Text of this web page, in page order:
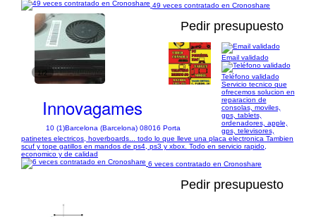
49 veces contratado en Cronoshare
1/2
Pedir presupuesto
Innovagames
10 (1)Barcelona (Barcelona) 08016 Porta
Email validado
Teléfono validado
Servicio tecnico que
ofrecemos solucion en
reparacion de
consolas, moviles,
gps, tablets,
ordenadores, apple,
gps, televisores,
patinetes electricos, hoverboards... todo lo que lleve una placa electronica Tambien
scuf y tope gatillos en mandos de ps4, ps3 y xbox. Todo en servicio rapido,
economico y de calidad
6 veces contratado en Cronoshare
Pedir presupuesto